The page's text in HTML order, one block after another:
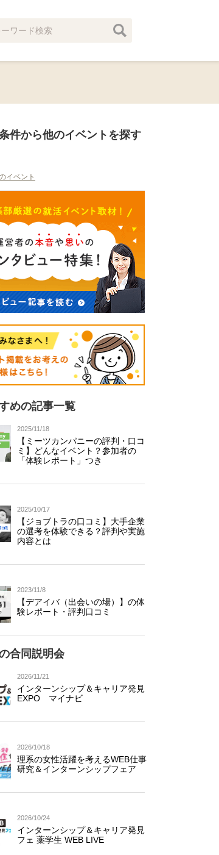
件から他のイベントを探す
イベント
めの記事一覧
2025/11/18
【ミーツカンパニーの評判・口コ
ミ】どんなイベント？参加者の
「体験レポート」つき
2025/10/17
【ジョブトラの口コミ】大手企業
の選考を体験できる？評判や実施
内容とは
2023/11/8
【デアイバ（出会いの場）】の体
験レポート・評判口コミ
合同説明会
2026/11/21
インターンシップ＆キャリア発見
EXPO マイナビ
2026/10/18
理系の女性活躍を考えるWEB仕事
研究＆インターンシップフェア
2026/10/24
インターンシップ＆キャリア発見
フェ 薬学生 WEB LIVE